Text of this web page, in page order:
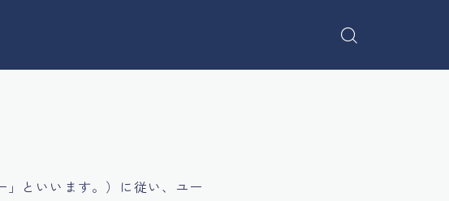
といいます。）に従い、ユー